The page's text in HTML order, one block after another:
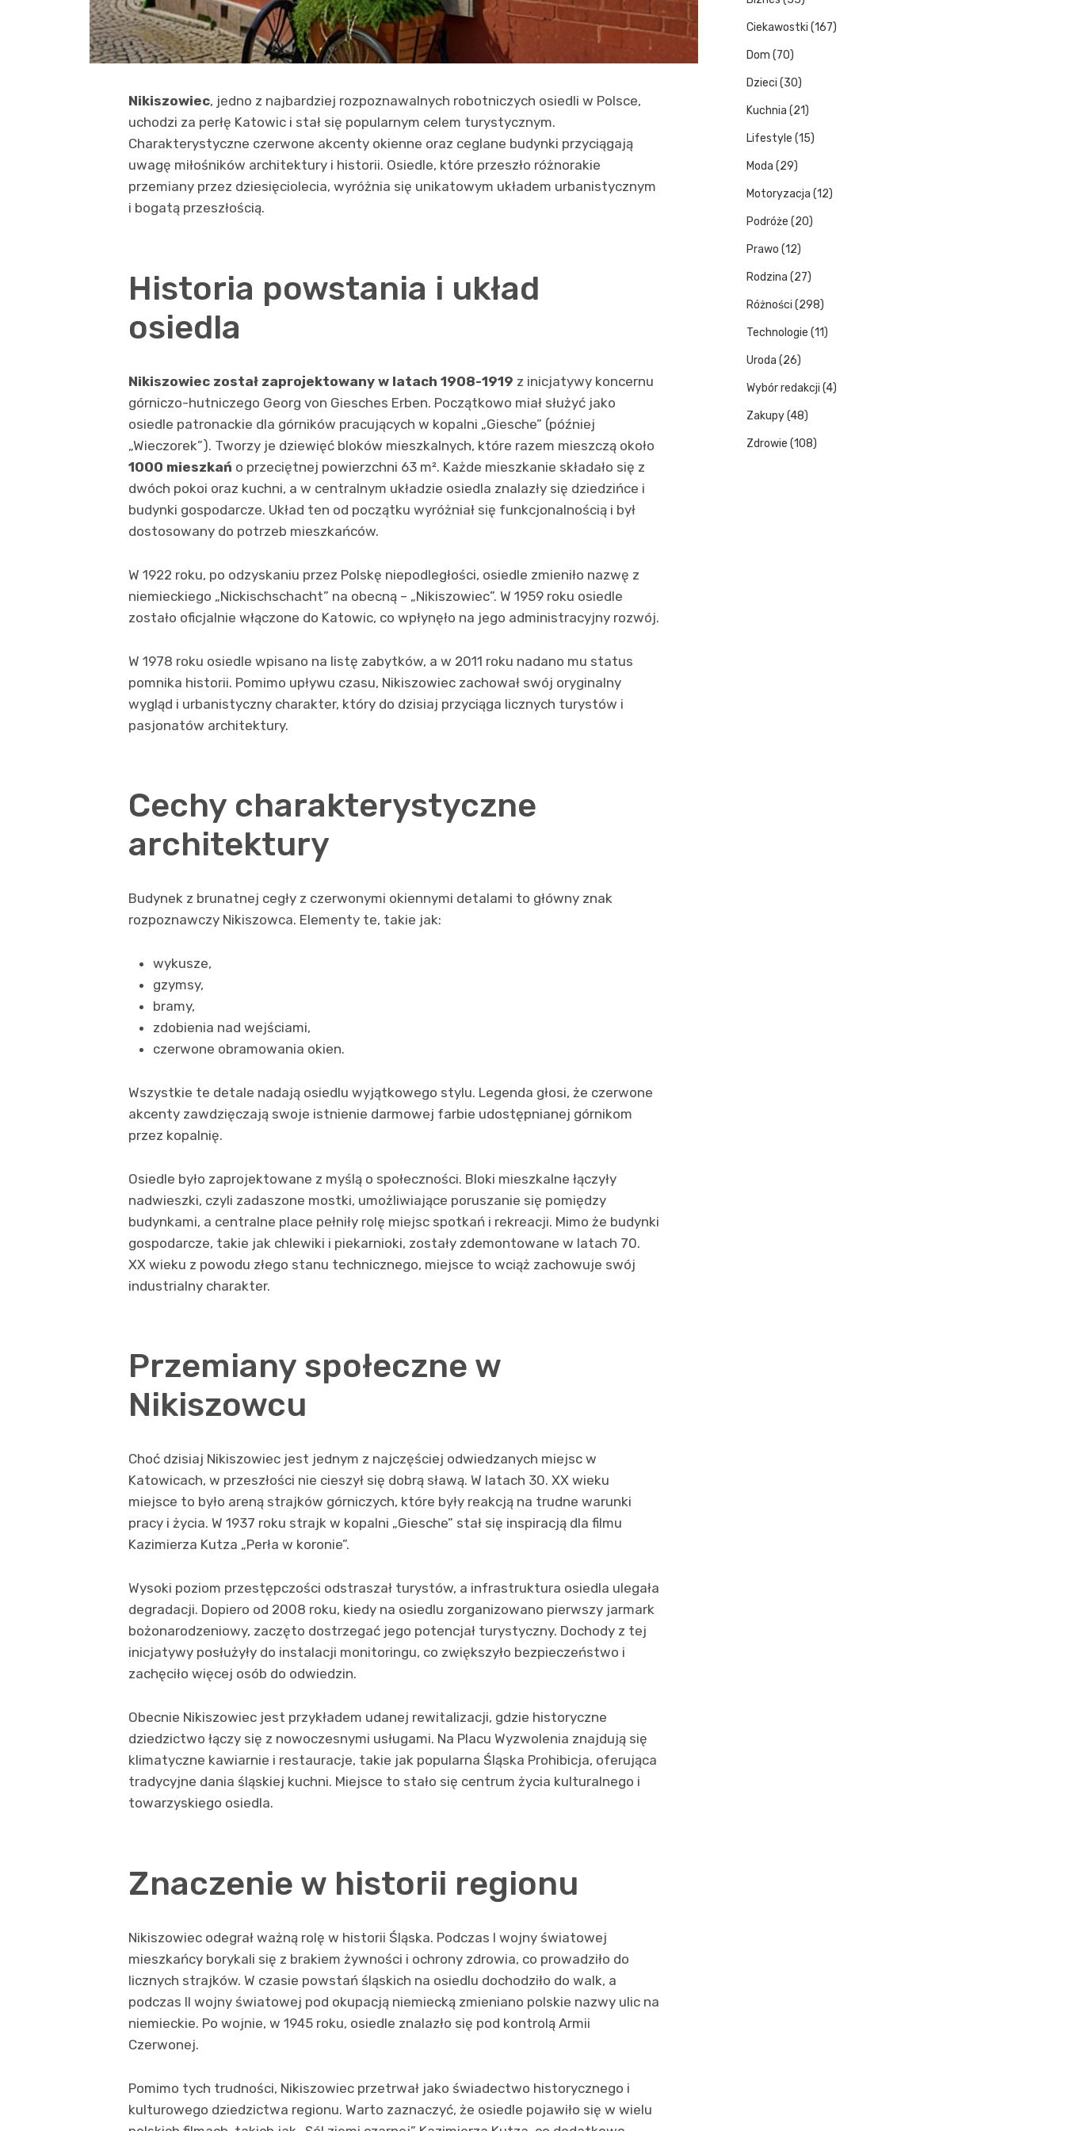
Nikiszowiec, jedno z najbardziej rozpoznawalnych robotniczych osiedli w Polsce,
uchodzi za perłę Katowic i stał się popularnym celem turystycznym.
Charakterystyczne czerwone akcenty okienne oraz ceglane budynki przyciągają
uwagę miłośników architektury i historii. Osiedle, które przeszło różnorakie
przemiany przez dziesięciolecia, wyróżnia się unikatowym układem urbanistycznym
i bogatą przeszłością.
Historia powstania i układ
osiedla
Nikiszowiec został zaprojektowany w latach 1908-1919 z inicjatywy koncernu
górniczo-hutniczego Georg von Giesches Erben. Początkowo miał służyć jako
osiedle patronackie dla górników pracujących w kopalni „Giesche” (później
„Wieczorek”). Tworzy je dziewięć bloków mieszkalnych, które razem mieszczą około
1000 mieszkań o przeciętnej powierzchni 63 m². Każde mieszkanie składało się z
dwóch pokoi oraz kuchni, a w centralnym układzie osiedla znalazły się dziedzińce i
budynki gospodarcze. Układ ten od początku wyróżniał się funkcjonalnością i był
dostosowany do potrzeb mieszkańców.
W 1922 roku, po odzyskaniu przez Polskę niepodległości, osiedle zmieniło nazwę z
niemieckiego „Nickischschacht” na obecną – „Nikiszowiec”. W 1959 roku osiedle
zostało oficjalnie włączone do Katowic, co wpłynęło na jego administracyjny rozwój.
W 1978 roku osiedle wpisano na listę zabytków, a w 2011 roku nadano mu status
pomnika historii. Pomimo upływu czasu, Nikiszowiec zachował swój oryginalny
wygląd i urbanistyczny charakter, który do dzisiaj przyciąga licznych turystów i
pasjonatów architektury.
Cechy charakterystyczne
architektury
Budynek z brunatnej cegły z czerwonymi okiennymi detalami to główny znak
rozpoznawczy Nikiszowca. Elementy te, takie jak:
wykusze,
gzymsy,
bramy,
zdobienia nad wejściami,
czerwone obramowania okien.
Wszystkie te detale nadają osiedlu wyjątkowego stylu. Legenda głosi, że czerwone
akcenty zawdzięczają swoje istnienie darmowej farbie udostępnianej górnikom
przez kopalnię.
Osiedle było zaprojektowane z myślą o społeczności. Bloki mieszkalne łączyły
nadwieszki, czyli zadaszone mostki, umożliwiające poruszanie się pomiędzy
budynkami, a centralne place pełniły rolę miejsc spotkań i rekreacji. Mimo że budynki
gospodarcze, takie jak chlewiki i piekarnioki, zostały zdemontowane w latach 70.
XX wieku z powodu złego stanu technicznego, miejsce to wciąż zachowuje swój
industrialny charakter.
Przemiany społeczne w
Nikiszowcu
Choć dzisiaj Nikiszowiec jest jednym z najczęściej odwiedzanych miejsc w
Katowicach, w przeszłości nie cieszył się dobrą sławą. W latach 30. XX wieku
miejsce to było areną strajków górniczych, które były reakcją na trudne warunki
pracy i życia. W 1937 roku strajk w kopalni „Giesche” stał się inspiracją dla filmu
Kazimierza Kutza „Perła w koronie”.
Wysoki poziom przestępczości odstraszał turystów, a infrastruktura osiedla ulegała
degradacji. Dopiero od 2008 roku, kiedy na osiedlu zorganizowano pierwszy jarmark
bożonarodzeniowy, zaczęto dostrzegać jego potencjał turystyczny. Dochody z tej
inicjatywy posłużyły do instalacji monitoringu, co zwiększyło bezpieczeństwo i
zachęciło więcej osób do odwiedzin.
Obecnie Nikiszowiec jest przykładem udanej rewitalizacji, gdzie historyczne
dziedzictwo łączy się z nowoczesnymi usługami. Na Placu Wyzwolenia znajdują się
klimatyczne kawiarnie i restauracje, takie jak popularna Śląska Prohibicja, oferująca
tradycyjne dania śląskiej kuchni. Miejsce to stało się centrum życia kulturalnego i
towarzyskiego osiedla.
Znaczenie w historii regionu
Nikiszowiec odegrał ważną rolę w historii Śląska. Podczas I wojny światowej
mieszkańcy borykali się z brakiem żywności i ochrony zdrowia, co prowadziło do
licznych strajków. W czasie powstań śląskich na osiedlu dochodziło do walk, a
podczas II wojny światowej pod okupacją niemiecką zmieniano polskie nazwy ulic na
niemieckie. Po wojnie, w 1945 roku, osiedle znalazło się pod kontrolą Armii
Czerwonej.
Pomimo tych trudności, Nikiszowiec przetrwał jako świadectwo historycznego i
kulturowego dziedzictwa regionu. Warto zaznaczyć, że osiedle pojawiło się w wielu
Ciekawostki (167)
Dom (70)
Dzieci (30)
Kuchnia (21)
Lifestyle (15)
Moda (29)
Motoryzacja (12)
Podróże (20)
Prawo (12)
Rodzina (27)
Różności (298)
Technologie (11)
Uroda (26)
Wybór redakcji (4)
Zakupy(48)
Zdrowie (108)